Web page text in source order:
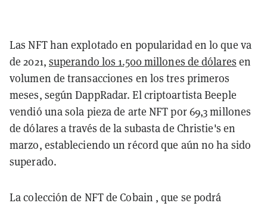
Las NFT han explotado en popularidad en lo que va
de 2021, superando los 1.500 millones de dólares en
volumen de transacciones en los tres primeros
meses, según DappRadar. El criptoartista Beeple
vendió una sola pieza de arte NFT por 69,3 millones
de dólares a través de la subasta de Christie's en
marzo, estableciendo un récord que aún no ha sido
superado.
La colección de NFT de Cobain , que se podrá